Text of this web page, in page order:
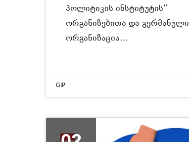
პოლიტიკის ინსტიტუტის”
ორგანიზებითა და გერმანული
ორგანიზაცია…
GIP